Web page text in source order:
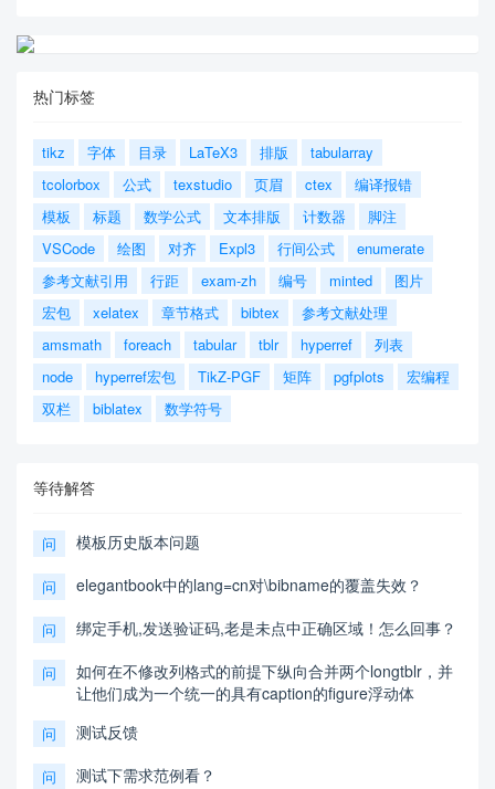
热门标签
tikz 字体 目录 LaTeX3 排版
tabularray
tcolorbox
公式 texstudio 页眉 ctex
编译报错
模板
标题 数学公式 文本排版 计数器
脚注
VSCode
绘图 对齐 Expl3 行间公式
enumerate
参考文献引用
行距 exam-zh 编号 minted
图片
宏包
xelatex 章节格式 bibtex
参考文献处理
amsmath
foreach tabular tblr hyperref
列表
node
hyperref宏包 TikZ-PGF 矩阵 pgfplots
宏编程
双栏
biblatex 数学符号
等待解答
问 模板历史版本问题
问 elegantbook中的lang=cn对\bibname的覆盖失效？
问 绑定手机,发送验证码,老是未点中正确区域！怎么回事？
问
如何在不修改列格式的前提下纵向合并两个longtblr，并
让他们成为一个统一的具有caption的figure浮动体
问 测试反馈
问 测试下需求范例看？